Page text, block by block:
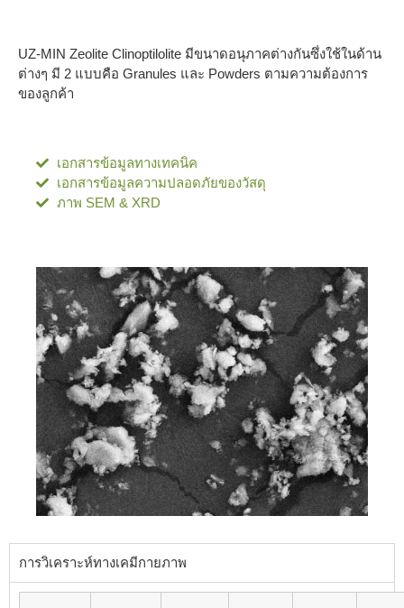
UZ-MIN Zeolite Clinoptilolite มีขนาดอนุภาคต่างกันซึ่งใช้ในด้าน
ต่างๆ มี 2 แบบคือ Granules และ Powders ตามความต้องการ
ของลูกค้า
เอกสารข้อมูลทางเทคนิค
เอกสารข้อมูลความปลอดภัยของวัสดุ
ภาพ SEM & XRD
การวิเคราะห์ทางเคมีกายภาพ